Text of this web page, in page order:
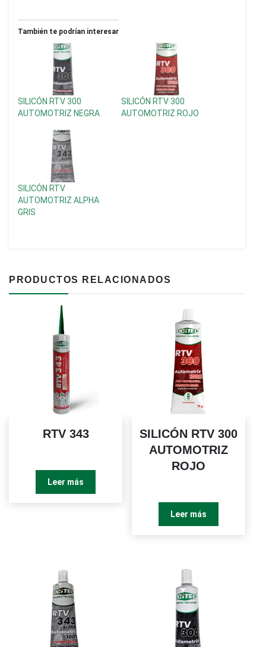
También te podrían interesar
SILICÓN RTV 300
AUTOMOTRIZ NEGRA
SILICÓN RTV 300
AUTOMOTRIZ ROJO
SILICÓN RTV
AUTOMOTRIZ ALPHA
GRIS
PRODUCTOS RELACIONADOS
RTV 343
Leer más
SILICÓN RTV 300
AUTOMOTRIZ
ROJO
Leer más